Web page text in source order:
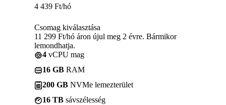
4 439 Ft/hó
Csomag kiválasztása
11 299 Ft/hó áron újul meg 2 évre. Bármikor
lemondhatja.
4 vCPU mag
16 GB RAM
200 GB NVMe lemezterület
16 TB sávszélesség